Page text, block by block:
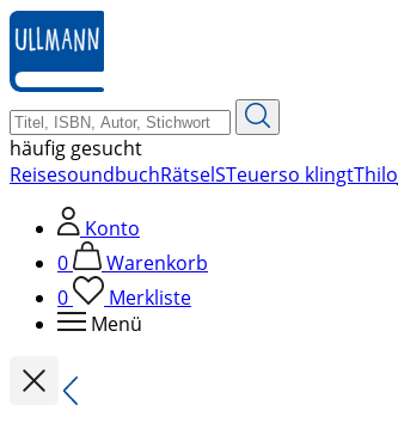
zum
Hauptinhalt
springen
häufig gesucht
ReisesoundbuchRätselSTeuerso klingtThilo
Konto
0
Warenkorb
0
Merkliste
Menü